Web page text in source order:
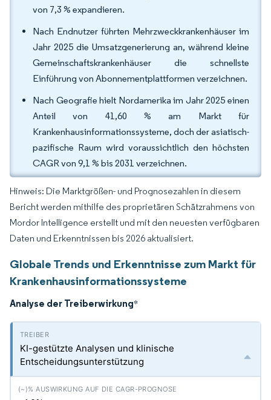
von 7,3 % expandieren.
Nach Endnutzer führten Mehrzweckkrankenhäuser im
Jahr 2025 die Umsatzgenerierung an, während kleine
Gemeinschaftskrankenhäuser die schnellste
Einführung von Abonnementplattformen verzeichnen.
Nach Geografie hielt Nordamerika im Jahr 2025 einen
Anteil von 41,60 % am Markt für
Krankenhausinformationssysteme, doch der asiatisch-
pazifische Raum wird voraussichtlich den höchsten
CAGR von 9,1 % bis 2031 verzeichnen.
Hinweis: Die Marktgrößen- und Prognosezahlen in diesem
Bericht werden mithilfe des proprietären Schätzrahmens von
Mordor Intelligence erstellt und mit den neuesten verfügbaren
Daten und Erkenntnissen bis 2026 aktualisiert.
Globale Trends und Erkenntnisse zum Markt für
Krankenhausinformationssysteme
Analyse der Treiberwirkung*
KI-gestützte Analysen und klinische
Entscheidungsunterstützung